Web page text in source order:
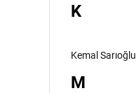
K
Kemal Sarıoğlu
M